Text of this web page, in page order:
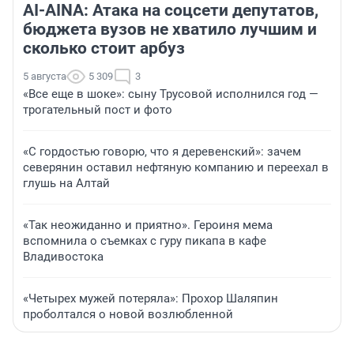
AI-AINA: Атака на соцсети депутатов,
бюджета вузов не хватило лучшим и
сколько стоит арбуз
5 августа 5 309 3
«Все еще в шоке»: сыну Трусовой исполнился год —
трогательный пост и фото
«С гордостью говорю, что я деревенский»: зачем
северянин оставил нефтяную компанию и переехал в
глушь на Алтай
«Так неожиданно и приятно». Героиня мема
вспомнила о съемках с гуру пикапа в кафе
Владивостока
«Четырех мужей потеряла»: Прохор Шаляпин
проболтался о новой возлюбленной